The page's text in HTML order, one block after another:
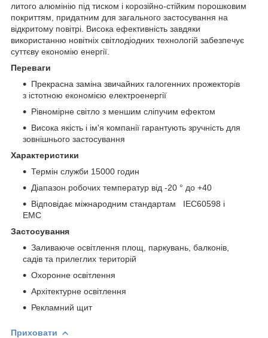
литого алюмінію під тиском і корозійно-стійким порошковим
покриттям, придатним для загального застосування на
відкритому повітрі. Висока ефективність завдяки
використанню новітніх світлодіодних технологій забезпечує
суттєву економію енергії.
Переваги
Прекрасна заміна звичайних галогенних прожекторів
з істотною економією електроенергії
Рівномірне світло з меншим сліпучим ефектом
Висока якість і ім'я компанії гарантують зручність для
зовнішнього застосування
Характеристики
Термін служби 15000 годин
Діапазон робочих температур від -20 ° до +40
Відповідає міжнародним стандартам IEC60598 і
EMC
Застосування
Заливаюче освітлення площ, паркувань, балконів,
садів та прилеглих територій
Охоронне освітлення
Архітектурне освітлення
Рекламний щит
Приховати